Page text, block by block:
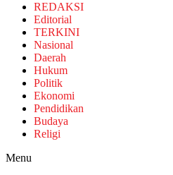
REDAKSI
Editorial
TERKINI
Nasional
Daerah
Hukum
Politik
Ekonomi
Pendidikan
Budaya
Religi
Menu